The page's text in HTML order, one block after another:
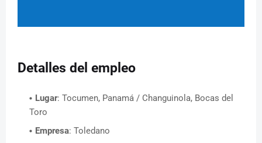
Detalles del empleo
Lugar: Tocumen, Panamá / Changuinola, Bocas del
Toro
Empresa: Toledano